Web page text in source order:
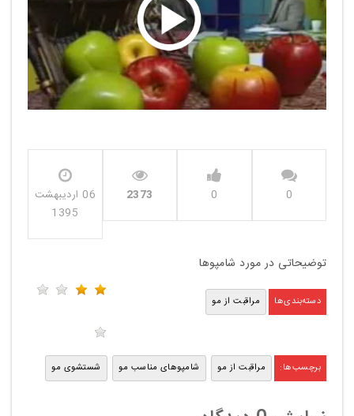
0
0
2373
06 اردیبهشت
1395
توضیحاتی در مورد شامپوها
دسته‌بندی‌ها مراقبت از مو
برچسب‌ها: مراقبت از مو شامپوهای مناسب مو شستشوی مو